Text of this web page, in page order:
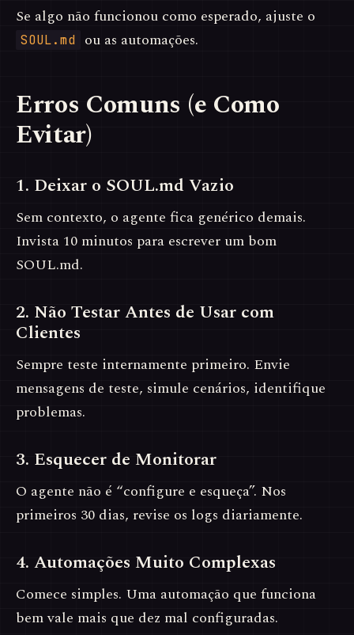
Se algo não funcionou como esperado, ajuste o
SOUL.md ou as automações.
Erros Comuns (e Como
Evitar)
1. Deixar o SOUL.md Vazio
Sem contexto, o agente fica genérico demais.
Invista 10 minutos para escrever um bom
SOUL.md.
2. Não Testar Antes de Usar com
Clientes
Sempre teste internamente primeiro. Envie
mensagens de teste, simule cenários, identifique
problemas.
3. Esquecer de Monitorar
O agente não é “configure e esqueça”. Nos
primeiros 30 dias, revise os logs diariamente.
4. Automações Muito Complexas
Comece simples. Uma automação que funciona
bem vale mais que dez mal configuradas.